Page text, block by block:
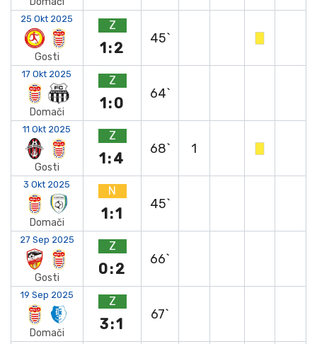
25 Okt 2025
Gosti
Z
1:2
45`
17 Okt 2025
Domači
Z
1:0
64`
11 Okt 2025
Gosti
Z
1:4
68` 1
3 Okt 2025
Domači
N
1:1
45`
27 Sep 2025
Gosti
Z
0:2
66`
19 Sep 2025
Domači
Z
3:1
67`